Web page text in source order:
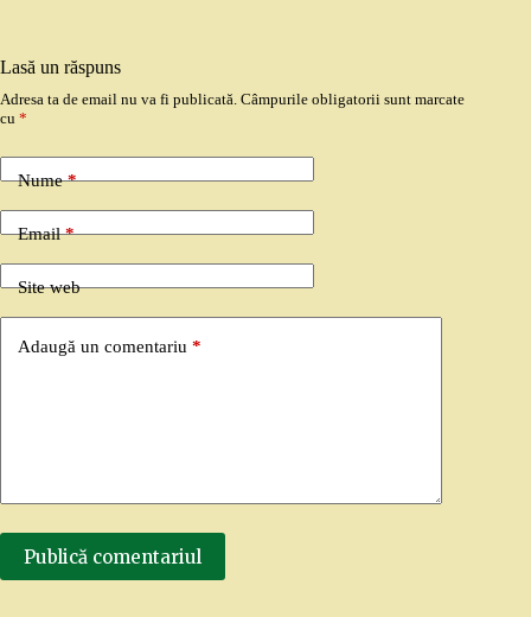
Lasă un răspuns
Adresa ta de email nu va fi publicată. Câmpurile obligatorii sunt marcate
cu *
Nume*
Email*
Site web
Adaugă un comentariu *
Publică comentariul